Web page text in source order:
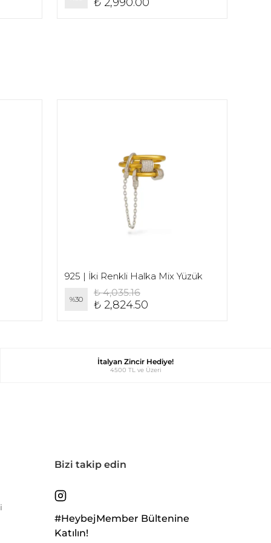
925 | İki Renkli Halka Mix Yüzük
%30
₺ 4,035.16
₺ 2,824.50
İtalyan Zincir Hediye!
4500 TL ve Üzeri
Bizi takip edin
#HeybejMember Bültenine
Katılın!